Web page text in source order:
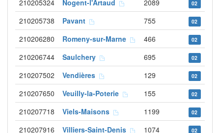
210205324 Nogent-l'Artaud 2089 02
210205738 Pavant 755 02
210206280 Romeny-sur-Marne 466 02
210206744 Saulchery 695 02
210207502 Vendières 129 02
210207650 Veuilly-la-Poterie 155 02
210207718 Viels-Maisons 1199 02
210207916 Villiers-Saint-Denis 1074 02